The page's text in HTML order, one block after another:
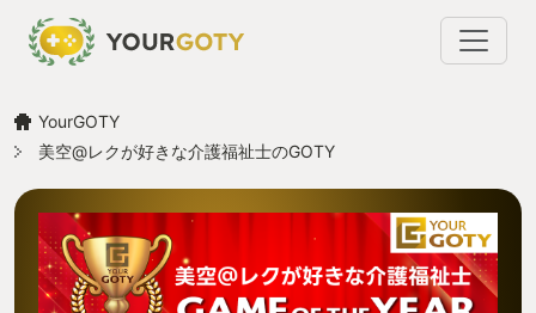
YourGOTY
美空@レクが好きな介護福祉士のGOTY